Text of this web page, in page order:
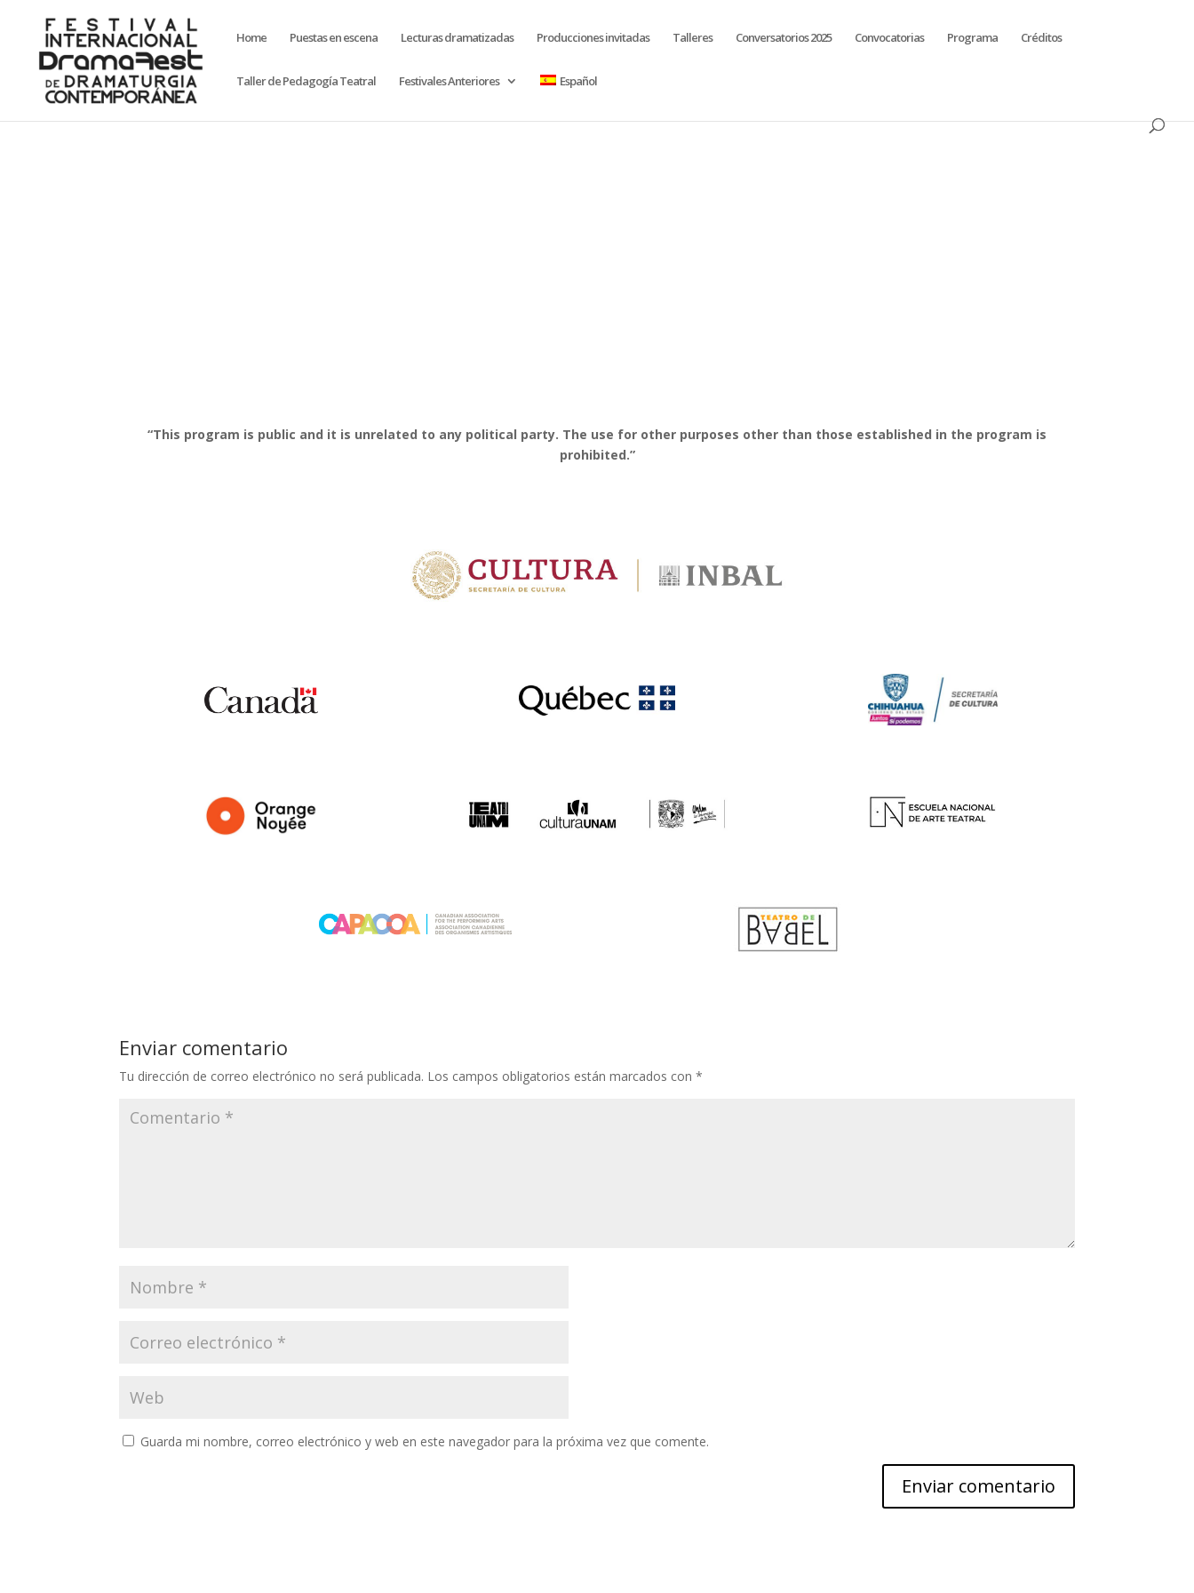
Home Puestas en escena Lecturas dramatizadas Producciones invitadas Talleres Conversatorios 2025 Convocatorias Programa Créditos
Taller de Pedagogía Teatral Festivales Anteriores Español
“This program is public and it is unrelated to any political party. The use for other purposes other than those established in the program is
prohibited.”
Enviar comentario
Tu dirección de correo electrónico no será publicada. Los campos obligatorios están marcados con*
Guarda mi nombre, correo electrónico y web en este navegador para la próxima vez que comente.